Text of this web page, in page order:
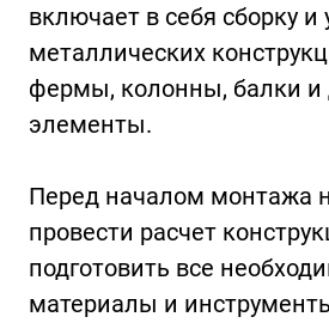
включает в себя сборку и
металлических
фермы, колонны, балки и
элементы.
Перед началом монтажа
провести расчет
подготовить все
материалы и